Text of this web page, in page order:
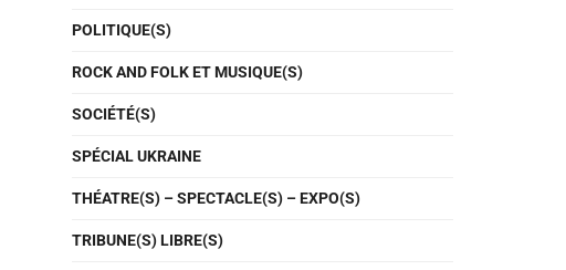
POLITIQUE(S)
ROCK AND FOLK ET MUSIQUE(S)
SOCIÉTÉ(S)
SPÉCIAL UKRAINE
THÉATRE(S) – SPECTACLE(S) – EXPO(S)
TRIBUNE(S) LIBRE(S)